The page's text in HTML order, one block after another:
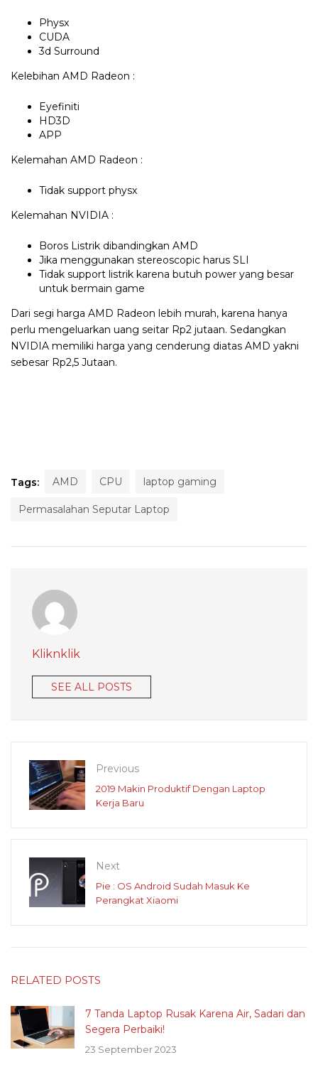
Physx
CUDA
3d Surround
Kelebihan AMD Radeon :
Eyefiniti
HD3D
APP
Kelemahan AMD Radeon :
Tidak support physx
Kelemahan NVIDIA :
Boros Listrik dibandingkan AMD
Jika menggunakan stereoscopic harus SLI
Tidak support listrik karena butuh power yang besar
untuk bermain game
Dari segi harga AMD Radeon lebih murah, karena hanya
perlu mengeluarkan uang seitar Rp2 jutaan. Sedangkan
NVIDIA memiliki harga yang cenderung diatas AMD yakni
sebesar Rp2,5 Jutaan.
Tags: AMD CPU laptop gaming
Permasalahan Seputar Laptop
Kliknklik
SEE ALL POSTS
Previous
2019 Makin Produktif Dengan Laptop
Kerja Baru
Next
Pie : OS Android Sudah Masuk Ke
Perangkat Xiaomi
RELATED POSTS
7 Tanda Laptop Rusak Karena Air, Sadari dan
Segera Perbaiki!
23 September 2023